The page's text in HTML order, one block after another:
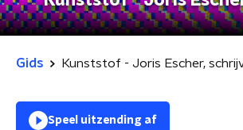
Gids Kunststof - Joris Escher,
Speel uitzending af